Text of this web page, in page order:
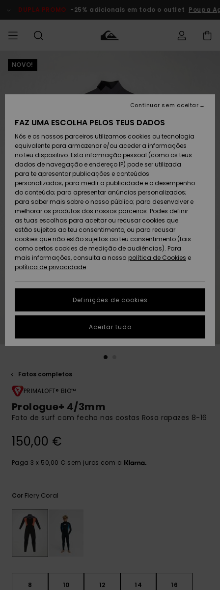
do
DUPLA PROMO -25% adicionais em todo o outlet Poupa
HOMEM
Calçado e
chinelos
Surfe/água
Snow
Artigos
recém-
chegados
Coleções
MENINO
Calçado e
chinelos
Surfe/água
Neve
Artigos
recém-
chegados
Highlights
MULHER
chegados
Highlights
Snow
SURF
Crianças
Highlights
Community
SNOW
Homem
Artigos
Criança
Snow Shop
Feminino
Highlights
Community
DUPLA
PROMO
Criança
Outlet
Mulher
AJUDA
Devoluções
Pagamento
Cartão
presente
Quiksilver
Freedom
Protecção de
dados
Guia de
tamanhos
conversa para
obteres a
resposta mais
rápida à tua
Encontra
respostas
nosso
SUSTAINABILITY
PRESENTE
DESEJO
NOVO!
Fatos completos
PRIMALOFT® BIO™
Prologue+ 4/3mm
Fato de surf com fecho nas costas Rosa rapazes 8-16
150,00 €
Paga 3 x 50,00 € sem juros com a
Cor Fiery Coral
8 10 12 14 16
FAZ UMA ESCOLHA PELOS TEUS DADOS
Nós e os nossos parceiros utilizamos cookies ou tecnologia
equivalente para armazenar e/ou aceder a informações
no teu dispositivo. Esta informação pessoal (como os teus
dados de navegação e endereço IP) pode ser utilizada
para te apresentar publicações e conteúdos
personalizados; para medir a publicidade e o desempenho
do conteúdo; para apresentar anúncios personalizados;
para saber mais sobre o nosso público; para desenvolver e
melhorar os produtos dos nossos parceiros. Podes definir
as tuas escolhas para aceitar ou recusar cookies que
estão sujeitos ao teu consentimento, ou para recusar
cookies que não estão sujeitos ao teu consentimento (tais
como certos cookies de medição de audiências). Para
mais informações, consulta a nossa política de Cookies e
política de privacidade
Definições de cookies
Continuar sem aceitar
Aceitar tudo